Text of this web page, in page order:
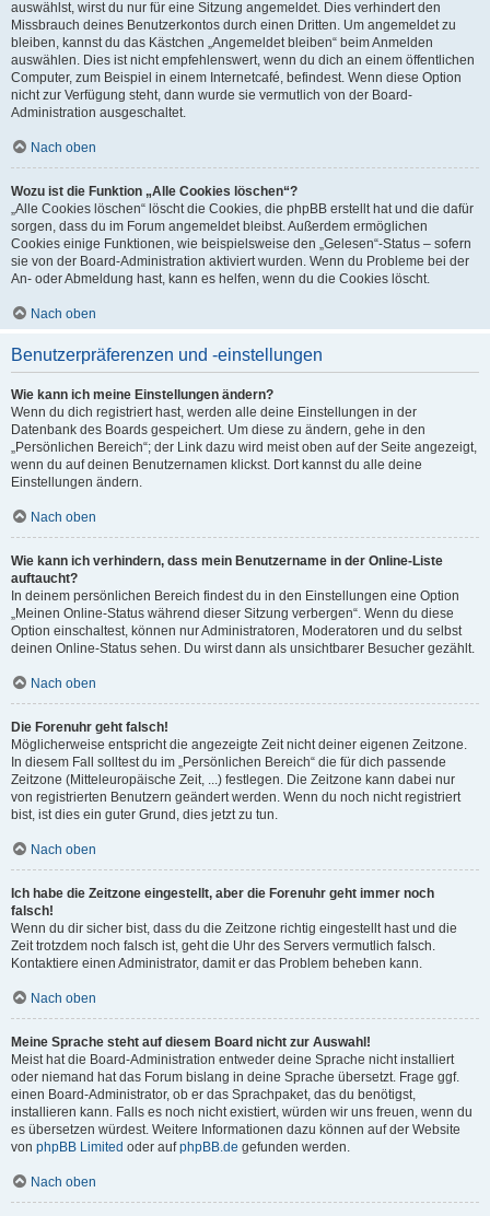
auswählst, wirst du nur für eine Sitzung angemeldet. Dies verhindert den
Missbrauch deines Benutzerkontos durch einen Dritten. Um angemeldet zu
bleiben, kannst du das Kästchen „Angemeldet bleiben“ beim Anmelden
auswählen. Dies ist nicht empfehlenswert, wenn du dich an einem öffentlichen
Computer, zum Beispiel in einem Internetcafé, befindest. Wenn diese Option
nicht zur Verfügung steht, dann wurde sie vermutlich von der Board-
Administration ausgeschaltet.
Nach oben
Wozu ist die Funktion „Alle Cookies löschen“?
„Alle Cookies löschen“ löscht die Cookies, die phpBB erstellt hat und die dafür
sorgen, dass du im Forum angemeldet bleibst. Außerdem ermöglichen
Cookies einige Funktionen, wie beispielsweise den „Gelesen“-Status – sofern
sie von der Board-Administration aktiviert wurden. Wenn du Probleme bei der
An- oder Abmeldung hast, kann es helfen, wenn du die Cookies löscht.
Nach oben
Benutzerpräferenzen und -einstellungen
Wie kann ich meine Einstellungen ändern?
Wenn du dich registriert hast, werden alle deine Einstellungen in der
Datenbank des Boards gespeichert. Um diese zu ändern, gehe in den
„Persönlichen Bereich“; der Link dazu wird meist oben auf der Seite angezeigt,
wenn du auf deinen Benutzernamen klickst. Dort kannst du alle deine
Einstellungen ändern.
Nach oben
Wie kann ich verhindern, dass mein Benutzername in der Online-Liste
auftaucht?
In deinem persönlichen Bereich findest du in den Einstellungen eine Option
„Meinen Online-Status während dieser Sitzung verbergen“. Wenn du diese
Option einschaltest, können nur Administratoren, Moderatoren und du selbst
deinen Online-Status sehen. Du wirst dann als unsichtbarer Besucher gezählt.
Nach oben
Die Forenuhr geht falsch!
Möglicherweise entspricht die angezeigte Zeit nicht deiner eigenen Zeitzone.
In diesem Fall solltest du im „Persönlichen Bereich“ die für dich passende
Zeitzone (Mitteleuropäische Zeit, ...) festlegen. Die Zeitzone kann dabei nur
von registrierten Benutzern geändert werden. Wenn du noch nicht registriert
bist, ist dies ein guter Grund, dies jetzt zu tun.
Nach oben
Ich habe die Zeitzone eingestellt, aber die Forenuhr geht immer noch
falsch!
Wenn du dir sicher bist, dass du die Zeitzone richtig eingestellt hast und die
Zeit trotzdem noch falsch ist, geht die Uhr des Servers vermutlich falsch.
Kontaktiere einen Administrator, damit er das Problem beheben kann.
Nach oben
Meine Sprache steht auf diesem Board nicht zur Auswahl!
Meist hat die Board-Administration entweder deine Sprache nicht installiert
oder niemand hat das Forum bislang in deine Sprache übersetzt. Frage ggf.
einen Board-Administrator, ob er das Sprachpaket, das du benötigst,
installieren kann. Falls es noch nicht existiert, würden wir uns freuen, wenn du
es übersetzen würdest. Weitere Informationen dazu können auf der Website
von phpBB Limited oder aufphpBB.de gefunden werden.
Nach oben